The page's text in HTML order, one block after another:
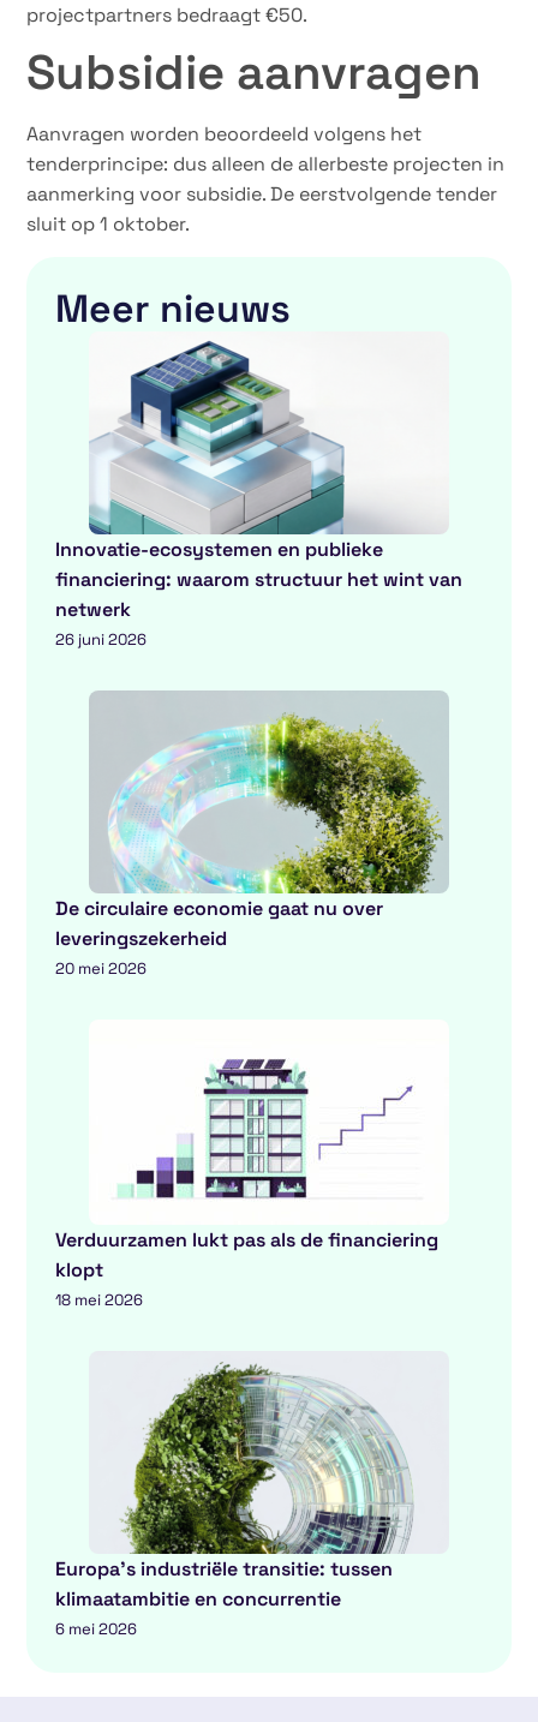
projectpartners bedraagt €50.
Subsidie aanvragen
Aanvragen worden beoordeeld volgens het
tenderprincipe: dus alleen de allerbeste projecten in
aanmerking voor subsidie. De eerstvolgende tender
sluit op 1 oktober.
Meer nieuws
Innovatie-ecosystemen en publieke
financiering: waarom structuur het wint van
netwerk
26 juni 2026
De circulaire economie gaat nu over
leveringszekerheid
20 mei 2026
Verduurzamen lukt pas als de financiering
klopt
18 mei 2026
Europa’s industriële transitie: tussen
klimaatambitie en concurrentie
6 mei 2026